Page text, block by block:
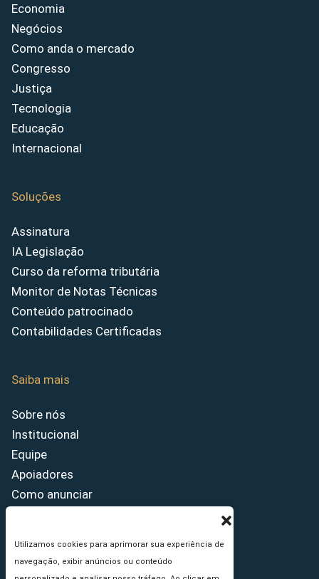
Utilizamos cookies para aprimorar sua experiência de
navegação, exibir anúncios ou conteúdo
Economia
Negócios
Como anda o mercado
Congresso
Justiça
Tecnologia
Educação
Internacional
Soluções
Assinatura
IA Legislação
Curso da reforma tributária
Monitor de Notas Técnicas
Conteúdo patrocinado
Contabilidades Certificadas
Saiba mais
Sobre nós
Institucional
Equipe
Apoiadores
Como anunciar
Princípios Editoriais